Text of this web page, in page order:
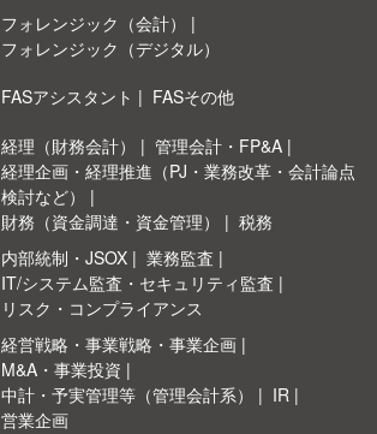
フォレンジック（会計）
フォレンジック（デジタル）
FASアシスタント FASその他
経理（財務会計）
管理会計・FP&A
経理企画・経理推進（PJ・業務改革・会計論点
検討など）
財務（資金調達・資金管理）
税務
内部統制・JSOX
業務監査
IT/システム監査・セキュリティ監査
リスク・コンプライアンス
経営戦略・事業戦略・事業企画
M&A・事業投資
中計・予実管理等（管理会計系）
IR
営業企画